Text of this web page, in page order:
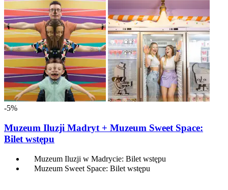
-5%
Muzeum Iluzji Madryt + Muzeum Sweet Space:
Bilet wstępu
Muzeum Iluzji w Madrycie: Bilet wstępu
Muzeum Sweet Space: Bilet wstępu